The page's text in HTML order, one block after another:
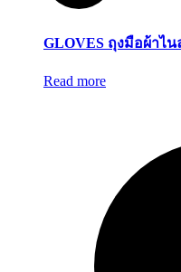
GLOVES ถุงมือผ้าไ
Read more